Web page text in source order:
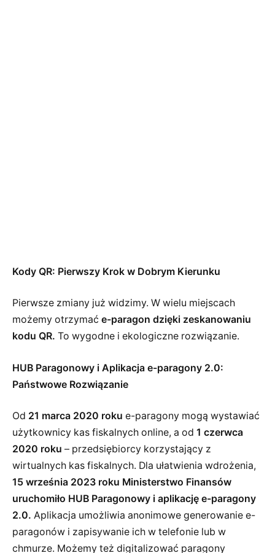
Kody QR: Pierwszy Krok w Dobrym Kierunku
Pierwsze zmiany już widzimy. W wielu miejscach
możemy otrzymać e-paragon dzięki zeskanowaniu
kodu QR. To wygodne i ekologiczne rozwiązanie.
HUB Paragonowy i Aplikacja e-paragony 2.0:
Państwowe Rozwiązanie
Od 21 marca 2020 roku e-paragony mogą wystawiać
użytkownicy kas fiskalnych online, a od 1 czerwca
2020 roku – przedsiębiorcy korzystający z
wirtualnych kas fiskalnych. Dla ułatwienia wdrożenia,
15 września 2023 roku Ministerstwo Finansów
uruchomiło HUB Paragonowy i aplikację e-paragony
2.0. Aplikacja umożliwia anonimowe generowanie e-
paragonów i zapisywanie ich w telefonie lub w
chmurze. Możemy też digitalizować paragony